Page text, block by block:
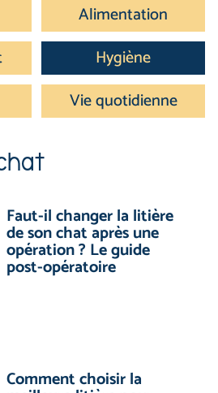
Alimentation
Hygiène
Vie quotidienne
Faut-il changer la litière
de son chat après une
opération ? Le guide
post-opératoire
Comment choisir la